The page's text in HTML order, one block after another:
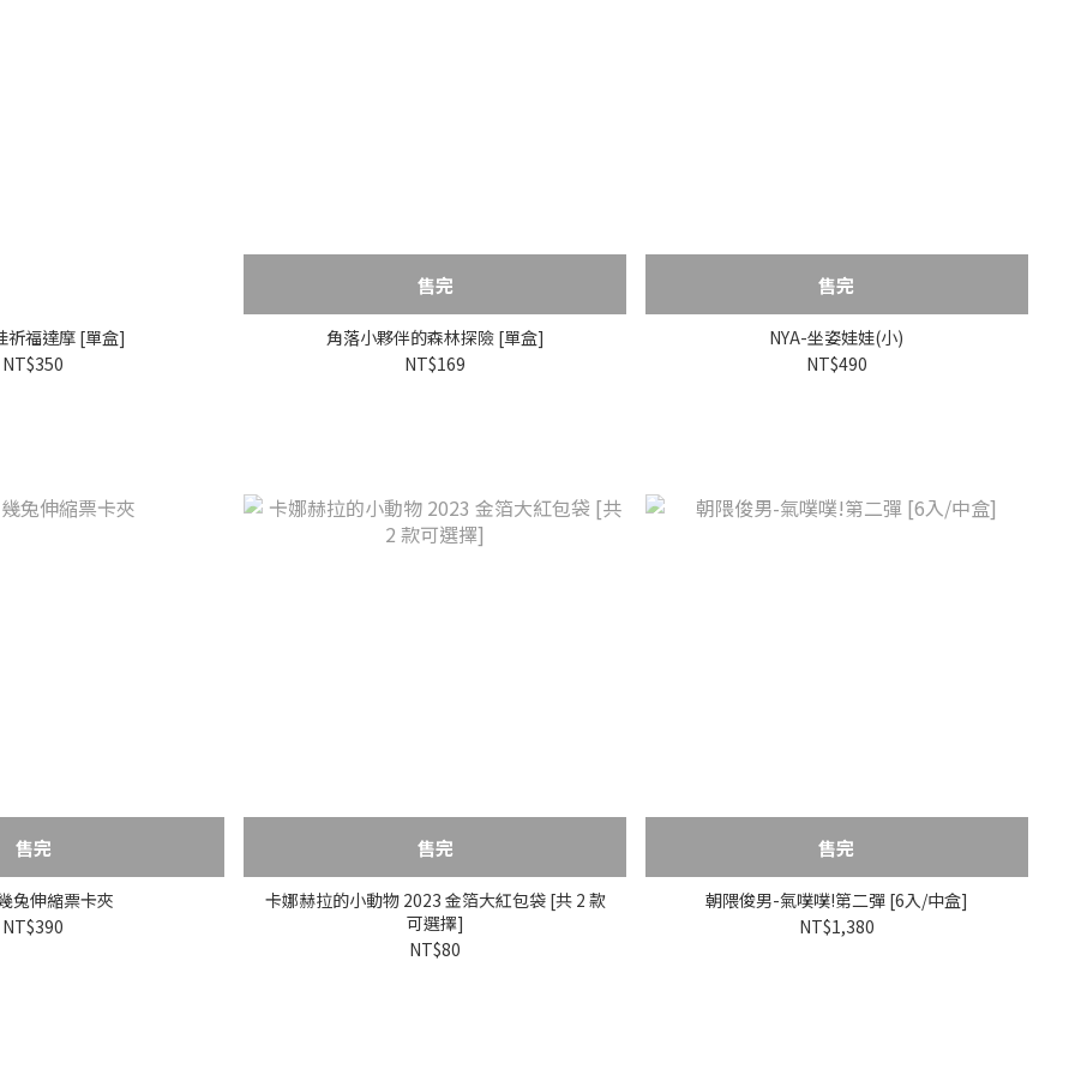
祈福達摩 [單盒]
NT$350
售完
角落小夥伴的森林探險 [單盒]
NT$169
售完
NYA-坐姿娃娃(小)
NT$490
售完
兔伸縮票卡夾
NT$390
售完
卡娜赫拉的小動物 2023 金箔大紅包袋 [共 2 款
可選擇]
NT$80
售完
朝隈俊男-氣噗噗!第二彈 [6入/中盒]
NT$1,380